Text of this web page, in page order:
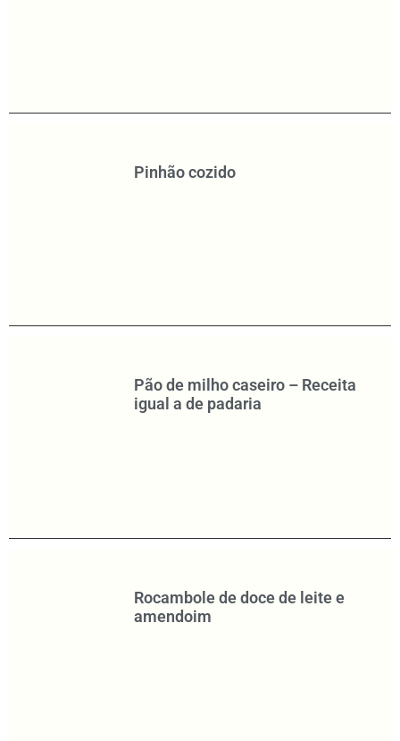
Pinhão cozido
Pão de milho caseiro – Receita
igual a de padaria
Rocambole de doce de leite e
amendoim